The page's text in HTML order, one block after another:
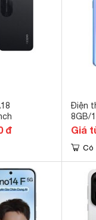
đ
Điện
8GB/
Giá
Có